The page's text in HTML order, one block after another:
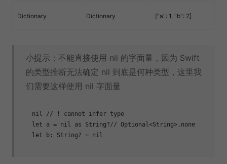
Dictionary Dictionary ["a": 1, "b": 2]
小提示：不能直接使用 nil 的字面量，因为 Swift
的类型推断无法确定 nil 到底是何种类型，这里我
们需要这样使用 nil 字面量
nil
// ! cannot infer type
let a = nil as String?// Optional<String>.none
let b: String? = nil